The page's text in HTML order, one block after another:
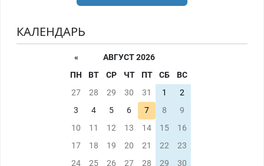
КАЛЕНДАРЬ
«
АВГУСТ 2026
ПН
ВТ СР ЧТ ПТ СБ
ВС
27
28 29 30 31 1
2
3
4 5 6 7 8
9
10
11 12 13 14 15
16
17
18 19 20 21 22
23
24
25 26 27 28 29
30